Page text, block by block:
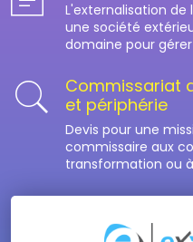
L'externalisation
une société
domaine pour
Commissariat
et périphérie
Devis pour une
commissaire aux
transformation ou